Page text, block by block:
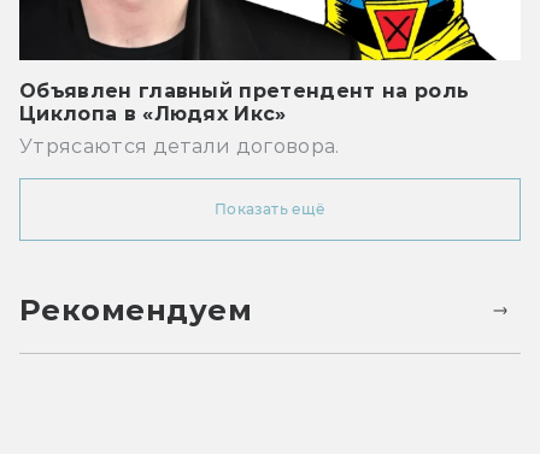
Объявлен главный претендент на роль
Циклопа в «Людях Икс»
Утрясаются детали договора.
Показать ещё
Рекомендуем